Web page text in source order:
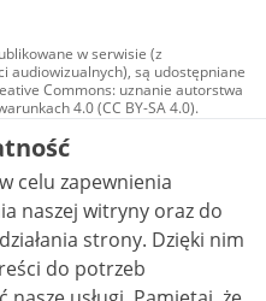
w serwisie (z
audiowizualnych), są udostępniane
Commons: uznanie autorstwa
4.0 (CC BY-SA 4.0).
w tym zdjęcia, materiały
na licencji typu
uznanie autorstwa użycie
utworów zależnych 4.0 (CC BY-
jest to stwierdzone inaczej.
celu zapewnienia
naszej witryny oraz do
strony. Dzięki nim
do potrzeb